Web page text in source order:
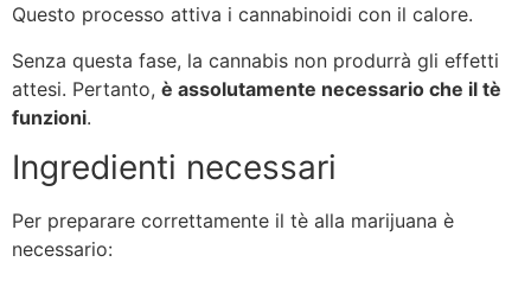
Questo processo attiva i cannabinoidi con il calore.
Senza questa fase, la cannabis non produrrà gli effetti
attesi. Pertanto, è assolutamente necessario che il tè
funzioni.
Ingredienti necessari
Per preparare correttamente il tè alla marijuana è
necessario: